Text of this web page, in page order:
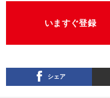
いますぐ登録
シェア